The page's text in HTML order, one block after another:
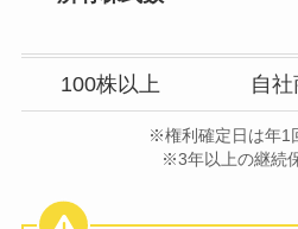
100株以上 自
※権利確定日は年1
※3年以上の継続